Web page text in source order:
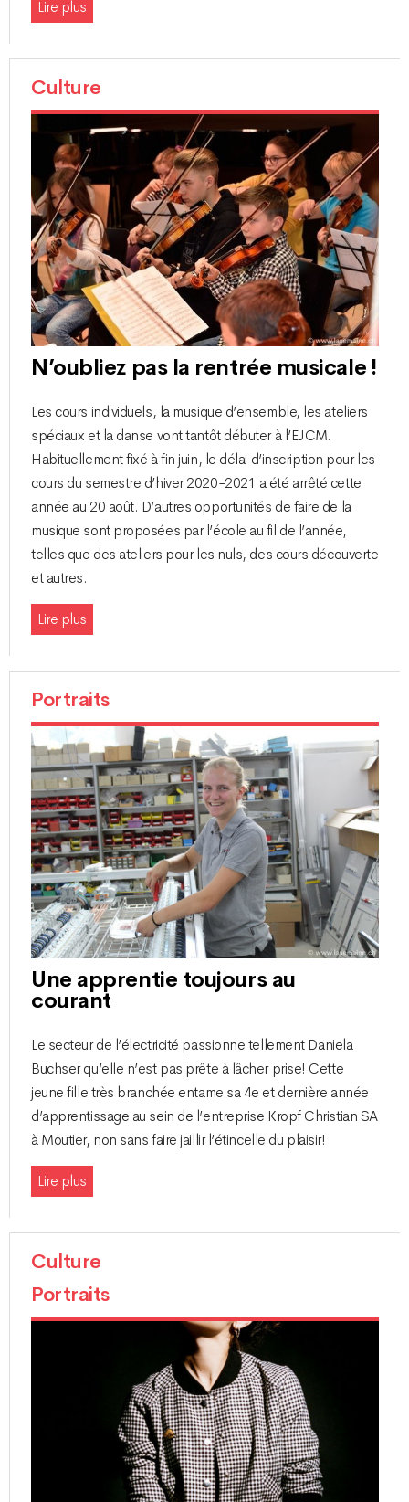
Lire plus
Culture
N’oubliez pas la rentrée musicale !
Les cours individuels, la musique d’ensemble, les ateliers
spéciaux et la danse vont tantôt débuter à l’EJCM.
Habituellement fixé à fin juin, le délai d’inscription pour les
cours du semestre d’hiver 2020-2021 a été arrêté cette
année au 20 août. D’autres opportunités de faire de la
musique sont proposées par l’école au fil de l’année,
telles que des ateliers pour les nuls, des cours découverte
et autres.
Lire plus
Portraits
Une apprentie toujours au
courant
Le secteur de l’électricité passionne tellement Daniela
Buchser qu’elle n’est pas prête à lâcher prise! Cette
jeune fille très branchée entame sa 4e et dernière année
d’apprentissage au sein de l’entreprise Kropf Christian SA
à Moutier, non sans faire jaillir l’étincelle du plaisir!
Lire plus
Culture
Portraits